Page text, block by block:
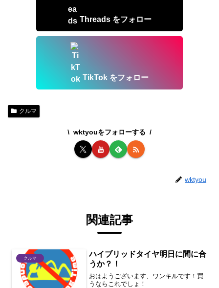
Threads をフォロー
TikTok をフォロー
クルマ
wktyouをフォローする
wktyou
関連記事
クルマ
ハイブリッドタイヤ明日に間に合
うか？！
おはようございます、ワンキルです！買
うならこれでしょ！